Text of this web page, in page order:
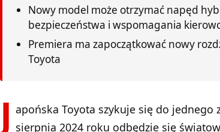
Nowy model może otrzymać napęd
bezpieczeństwa i wspomagania
Premiera ma zapoczątkować nowy
Toyota
J apońska Toyota szykuje się do jednego
sierpnia 2024 roku odbędzie się